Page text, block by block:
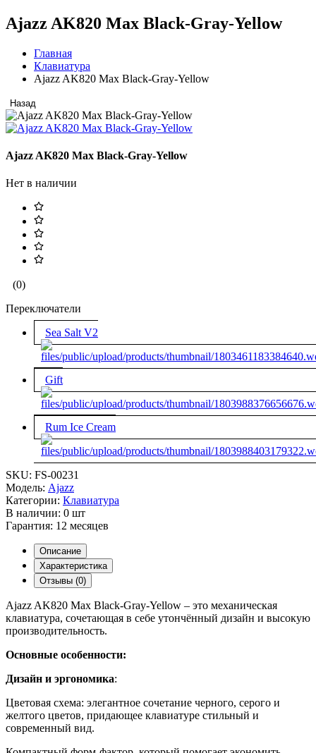
Ajazz AK820 Max Black-Gray-Yellow
Главная
Клавиатура
Ajazz AK820 Max Black-Gray-Yellow
Назад
Ajazz AK820 Max Black-Gray-Yellow
Нет в наличии
(0)
Переключатели
Sea Salt V2
Gift
Rum Ice Cream
SKU: FS-00231
Модель: Ajazz
Категории: Клавиатура
В наличии: 0 шт
Гарантия: 12 месяцев
Описание
Характеристика
Отзывы (0)
Ajazz AK820 Max Black-Gray-Yellow – это механическая
клавиатура, сочетающая в себе утончённый дизайн и высокую
производительность.
Основные особенности:
Дизайн и эргономика:
Цветовая схема: элегантное сочетание черного, серого и
желтого цветов, придающее клавиатуре стильный и
современный вид.